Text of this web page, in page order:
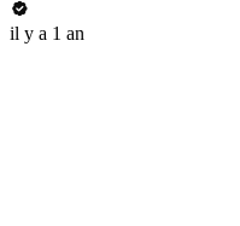
il y a 1 an